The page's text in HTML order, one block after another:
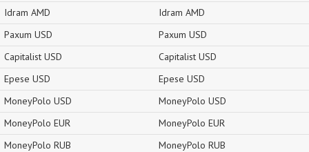
Idram AMD
Paxum USD
Capitalist USD
Epese USD
MoneyPolo USD
MoneyPolo EUR
MoneyPolo RUB
Idram AMD
Paxum USD
Capitalist USD
Epese USD
MoneyPolo USD
MoneyPolo EUR
MoneyPolo RUB